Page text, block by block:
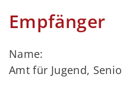
Empfänger
Name:
Amt für Jugend,